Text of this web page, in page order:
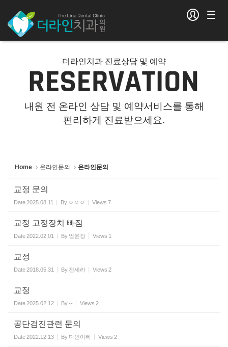
더라인치과 진료상담 및 예약
내원 전 온라인 상담 및 예약서비스를 통해
편리하게 진료받으세요.
Home 온라인문의 온라인문의
교정 문의
Date2025.08.11 By ㅇㅇㅇ Views 7
교정 고정장치 빠짐
Date2022.02.01 By 엄윤정 Views 1
교정
Date2018.05.31 By 전세라 Views 2
교정
Date2025.02.12 By-- Views 2
공단검진관련 문의
Date2022.12.13 By 다인아빠 Views 2